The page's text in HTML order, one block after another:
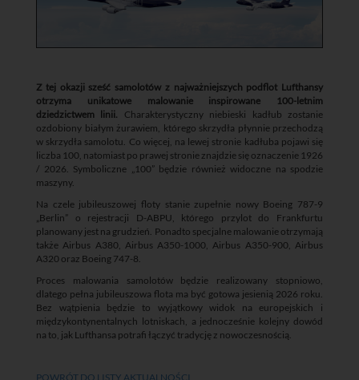
Z tej okazji sześć samolotów z najważniejszych podflot Lufthansy
otrzyma unikatowe malowanie inspirowane 100-letnim
dziedzictwem linii. Charakterystyczny niebieski kadłub zostanie
ozdobiony białym żurawiem, którego skrzydła płynnie przechodzą
w skrzydła samolotu. Co więcej, na lewej stronie kadłuba pojawi się
liczba 100, natomiast po prawej stronie znajdzie się oznaczenie 1926
/ 2026. Symboliczne „100” będzie również widoczne na spodzie
maszyny.
Na czele jubileuszowej floty stanie zupełnie nowy Boeing 787-9
„Berlin” o rejestracji D-ABPU, którego przylot do Frankfurtu
planowany jest na grudzień. Ponadto specjalne malowanie otrzymają
także Airbus A380, Airbus A350-1000, Airbus A350-900, Airbus
A320 oraz Boeing 747-8.
Proces malowania samolotów będzie realizowany stopniowo,
dlatego pełna jubileuszowa flota ma być gotowa jesienią 2026 roku.
Bez wątpienia będzie to wyjątkowy widok na europejskich i
międzykontynentalnych lotniskach, a jednocześnie kolejny dowód
na to, jak Lufthansa potrafi łączyć tradycję z nowoczesnością.
POWRÓT DO LISTY AKTUALNOŚCI